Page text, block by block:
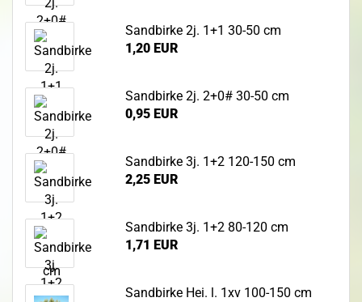
Sandbirke 2j. 1+1 30-50 cm
1,20 EUR
Sandbirke 2j. 2+0# 30-50 cm
0,95 EUR
Sandbirke 3j. 1+2 120-150 cm
2,25 EUR
Sandbirke 3j. 1+2 80-120 cm
1,71 EUR
Sandbirke Hei. l. 1xv 100-150 cm